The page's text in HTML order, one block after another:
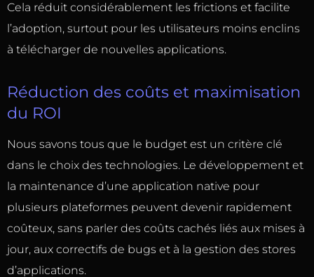
Cela réduit considérablement les frictions et facilite
l’adoption, surtout pour les utilisateurs moins enclins
à télécharger de nouvelles applications.
Réduction des coûts et maximisation
du ROI
Nous savons tous que le budget est un critère clé
dans le choix des technologies. Le développement et
la maintenance d’une application native pour
plusieurs plateformes peuvent devenir rapidement
coûteux, sans parler des coûts cachés liés aux mises à
jour, aux correctifs de bugs et à la gestion des stores
d’applications.